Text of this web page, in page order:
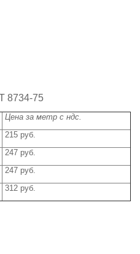
8734-75
Цена за метр с ндс.
215 руб.
247 руб.
247 руб.
312 руб.